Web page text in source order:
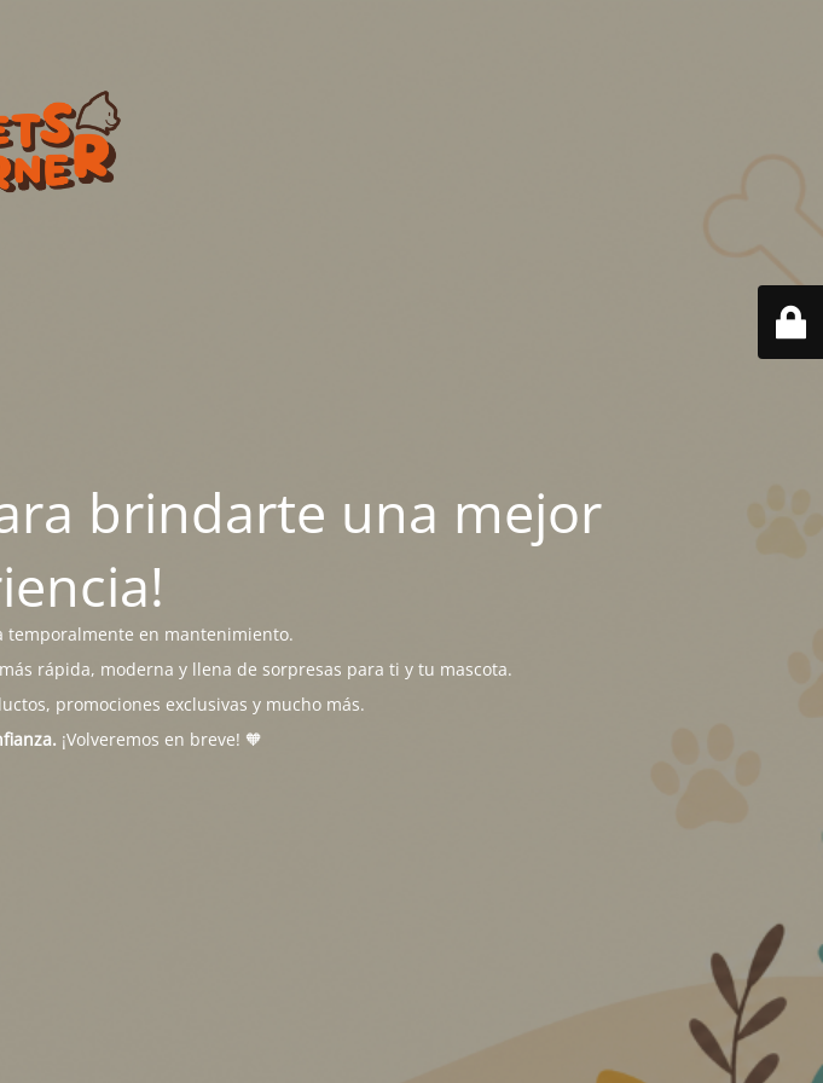
brindarte una mejor
temporalmente en mantenimiento.
rápida, moderna y llena de sorpresas para ti y tu mascota.
promociones exclusivas y mucho más.
¡Volveremos en breve! 🧡